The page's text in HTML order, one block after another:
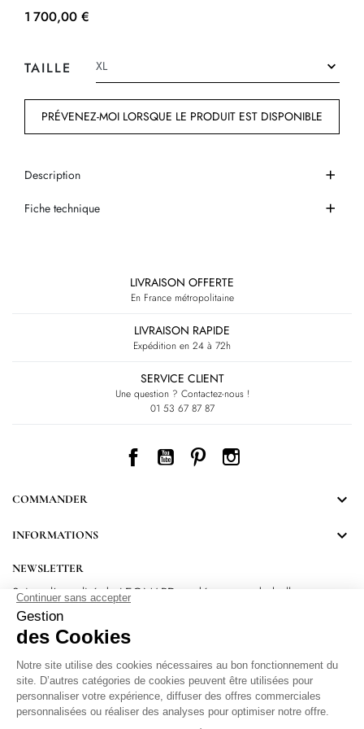
1 700,00 €
TAILLE
PRÉVENEZ-MOI LORSQUE LE PRODUIT EST DISPONIBLE
Description
Fiche technique
LIVRAISON OFFERTE
En France métropolitaine
LIVRAISON RAPIDE
Expédition en 24 à 72h
SERVICE CLIENT
Une question ? Contactez-nous !
01 53 67 87 87
Facebook
YouTube
PinterestInstagram
COMMANDER 
INFORMATIONS 
NEWSLETTER
Suivez l’actualité de LEONARD et découvrez de belles
surprises.
En vous inscrivant, vous acceptez notre Politique de confidentialité.Protection
des données personnelles.